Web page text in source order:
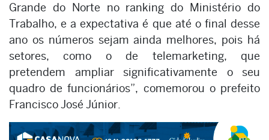
Grande do Norte no ranking do Ministério do
Trabalho, e a expectativa é que até o final desse
ano os números sejam ainda melhores, pois há
setores, como o de telemarketing, que
pretendem ampliar significativamente o seu
quadro de funcionários”, comemorou o prefeito
Francisco José Júnior.